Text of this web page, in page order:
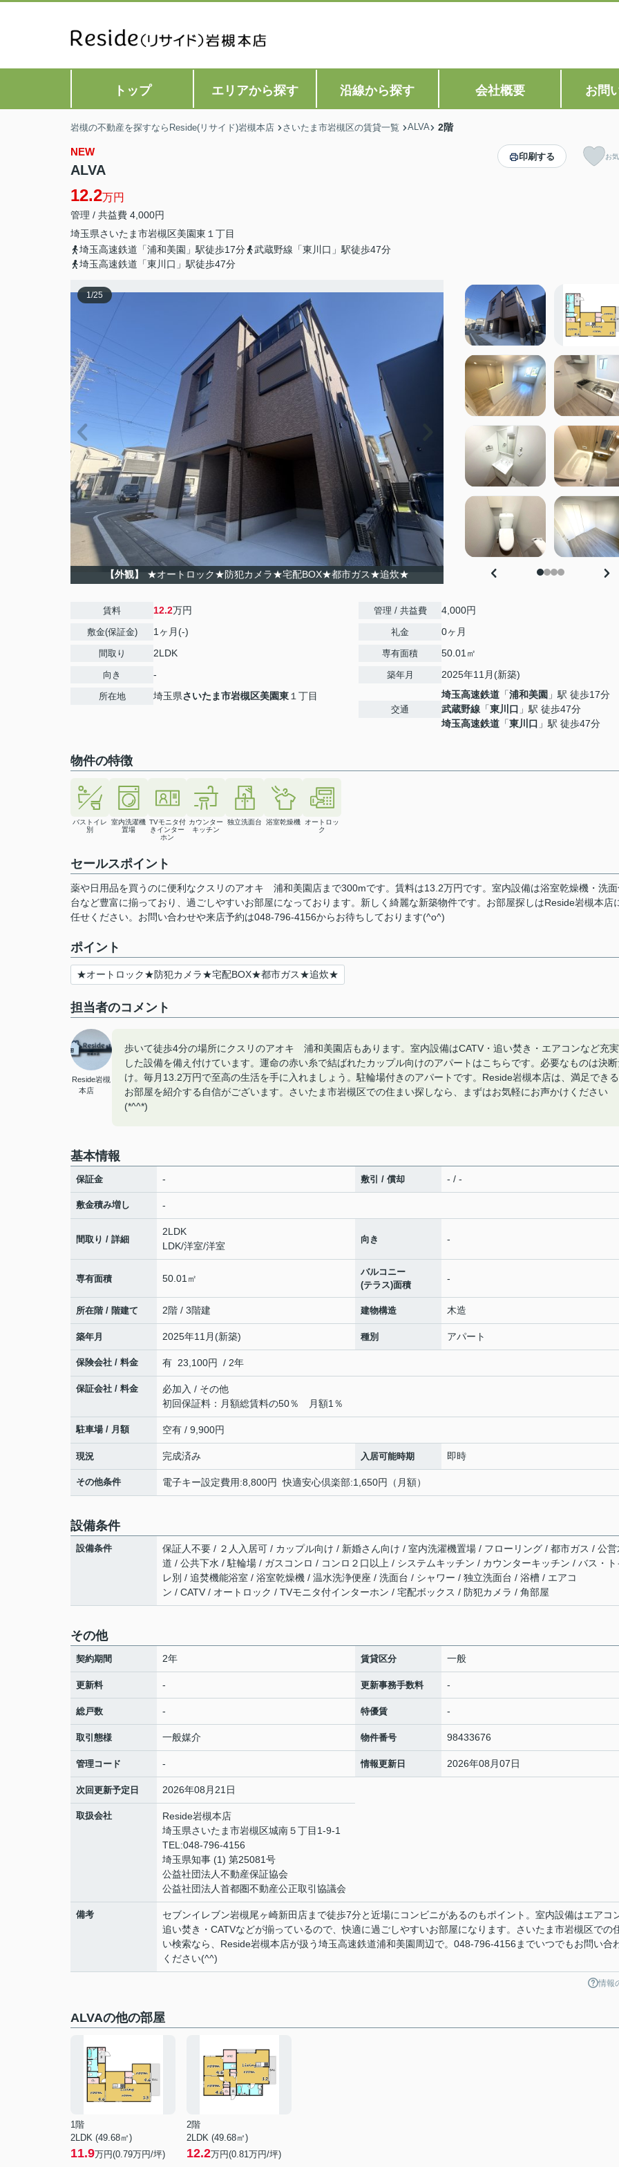
トップ エリアから探す 沿線から探す 会社概要 お問
岩槻の不動産を探すならReside(リサイド)岩槻本店 さいたま市岩槻区の賃貸一覧 ALVA 2階
NEW
ALVA
12.2万円
管理 / 共益費 4,000円
埼玉県さいたま市岩槻区美園東 １丁目
埼玉高速鉄道「浦和美園」駅徒歩17分
武蔵野線「東川口」駅徒歩47分
埼玉高速鉄道「東川口」駅徒歩47分
印刷する お
1/25
【外観】 ★オートロック★防犯カメラ★宅配BOX★都市ガス★追炊★
賃料 12.2万円
敷金(保証金) 1ヶ月(-)
間取り 2LDK
向き -
所在地 埼玉県さいたま市岩槻区美園東 １丁目
管理 / 共益費 4,000円
礼金 0ヶ月
専有面積 50.01㎡
築年月 2025年11月(新築)
交通
埼玉高速鉄道 「浦和美園 」駅 徒歩17分
武蔵野線 「東川口 」駅 徒歩47分
埼玉高速鉄道 「東川口 」駅 徒歩47分
物件の特徴
バストイレ
別
室内洗濯機
置場
TVモニタ付
きインター
ホン
カウンター
キッチン
独立洗面台 浴室乾燥機
オートロッ
ク
セールスポイント
薬や日用品を買うのに便利なクスリのアオキ 浦和美園店まで300mです。賃料は13.2万円です。室内設備は浴室乾燥機・洗
台など豊富に揃っており、過ごしやすいお部屋になっております。新しく綺麗な新築物件です。お部屋探しはReside岩槻本店
任せください。お問い合わせや来店予約は048-796-4156からお待ちしております(^o^)
ポイント
★オートロック★防犯カメラ★宅配BOX★都市ガス★追炊★
担当者のコメント
Reside岩槻
本店
歩いて徒歩4分の場所にクスリのアオキ 浦和美園店もあります。室内設備はCATV・追い焚き・エアコンなど充実
した設備を備え付けています。運命の赤い糸で結ばれたカップル向けのアパートはこちらです。必要なものは決
け。毎月13.2万円で至高の生活を手に入れましょう。駐輪場付きのアパートです。Reside岩槻本店は、満足できる
お部屋を紹介する自信がございます。さいたま市岩槻区での住まい探しなら、まずはお気軽にお声かけください
(*^^*)
基本情報
保証金 - 敷引 / 償却 - / -
敷金積み増し -
間取り / 詳細
2LDK
LDK/洋室/洋室
向き -
専有面積 50.01㎡
バルコニー
(テラス)面積
-
所在階 / 階建て 2階 / 3階建 建物構造 木造
築年月 2025年11月(新築) 種別 アパート
保険会社 / 料金 有 23,100円 / 2年
保証会社 / 料金
必加入 / その他
初回保証料：月額総賃料の50％ 月額1％
駐車場 / 月額 空有 / 9,900円
現況 完成済み 入居可能時期 即時
その他条件 電子キー設定費用:8,800円 快適安心倶楽部:1,650円（月額）
設備条件
設備条件
保証人不要 / ２人入居可 / カップル向け / 新婚さん向け / 室内洗濯機置場 / フローリング / 都市ガス / 公営
道 / 公共下水 / 駐輪場 / ガスコンロ / コンロ２口以上 / システムキッチン / カウンターキッチン / バス・ト
レ別 / 追焚機能浴室 / 浴室乾燥機 / 温水洗浄便座 / 洗面台 / シャワー / 独立洗面台 / 浴槽 / エアコ
ン / CATV / オートロック / TVモニタ付インターホン / 宅配ボックス / 防犯カメラ / 角部屋
その他
契約期間 2年 賃貸区分 一般
更新料 - 更新事務手数料 -
総戸数 - 特優賃 -
取引態様 一般媒介 物件番号 98433676
管理コード - 情報更新日 2026年08月07日
次回更新予定日 2026年08月21日
取扱会社
Reside岩槻本店
埼玉県さいたま市岩槻区城南５丁目1-9-1
TEL:048-796-4156
埼玉県知事 (1) 第25081号
公益社団法人不動産保証協会
公益社団法人首都圏不動産公正取引協議会
備考
セブンイレブン岩槻尾ヶ崎新田店まで徒歩7分と近場にコンビニがあるのもポイント。室内設備はエアコ
追い焚き・CATVなどが揃っているので、快適に過ごしやすいお部屋になります。さいたま市岩槻区での
い検索なら、Reside岩槻本店が扱う埼玉高速鉄道浦和美園周辺で。048-796-4156までいつでもお問い合
ください(^^)
情報
ALVAの他の部屋
1階
2LDK (49.68㎡)
11.9万円(0.79万円/坪)
2階
2LDK (49.68㎡)
12.2万円(0.81万円/坪)